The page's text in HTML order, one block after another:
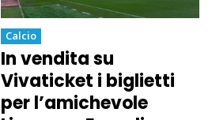
Calcio
In vendita su
Vivaticket i biglietti
per l’amichevole